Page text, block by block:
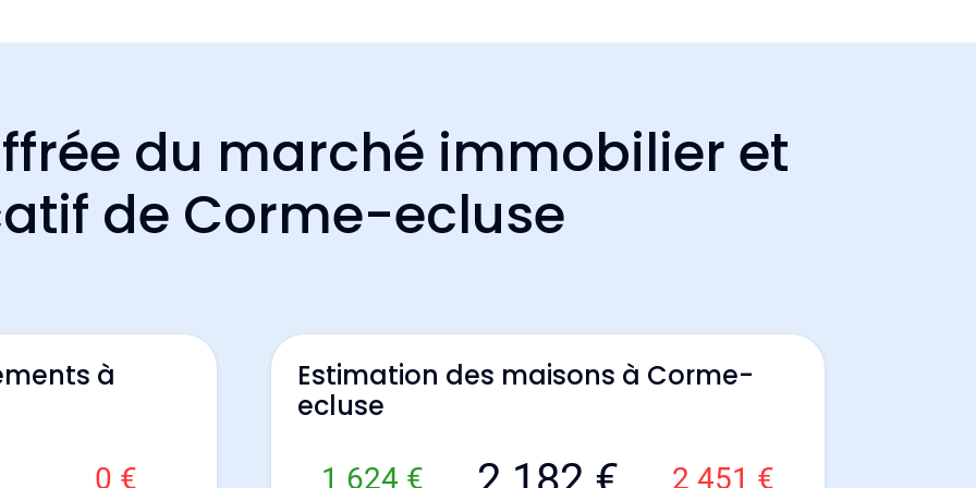
du marché immobilier et
de Corme-ecluse
à
0 €
Estimation des maisons à Corme-
ecluse
1 624 € 2 451 €